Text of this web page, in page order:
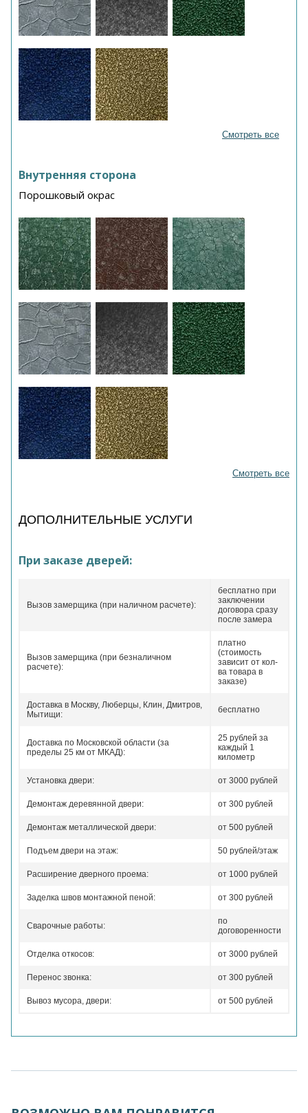
Смотреть все
Внутренняя сторона
Порошковый окрас
Смотреть все
ДОПОЛНИТЕЛЬНЫЕ УСЛУГИ
При заказе дверей:
Вызов замерщика (при наличном расчете):
бесплатно при
заключении
договора сразу
после замера
Вызов замерщика (при безналичном
расчете):
платно
(стоимость
зависит от кол-
ва товара в
заказе)
Доставка в Москву, Люберцы, Клин, Дмитров,
Мытищи:
бесплатно
Доставка по Московской области (за
пределы 25 км от МКАД):
25 рублей за
каждый 1
километр
Установка двери: от 3000 рублей
Демонтаж деревянной двери: от 300 рублей
Демонтаж металлической двери: от 500 рублей
Подъем двери на этаж: 50 рублей/этаж
Расширение дверного проема: от 1000 рублей
Заделка швов монтажной пеной: от 300 рублей
Сварочные работы:
по
договоренности
Отделка откосов: от 3000 рублей
Перенос звонка: от 300 рублей
Вывоз мусора, двери: от 500 рублей